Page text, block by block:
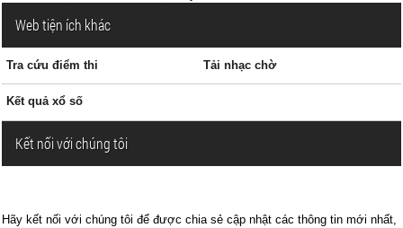
Web tiện ích khác
Tra cứu điểm thi Tải nhạc chờ
Kết quả xổ số
Kết nối với chúng tôi
Hãy kết nối với chúng tôi để được chia sẻ cập nhật các thông tin mới nhất,